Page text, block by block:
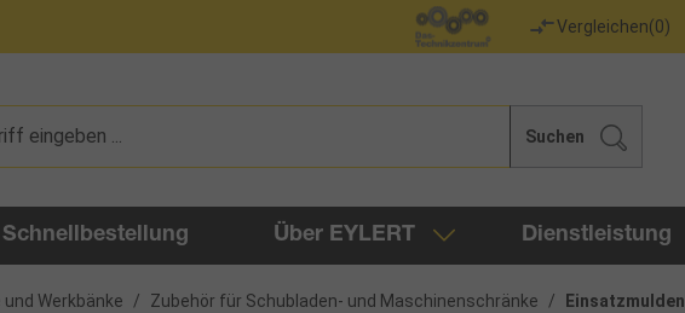
Vergleichen(0)
Suchen
Schnellbestellung Über EYLERT Dienstleistung
Werkbänke / Zubehör für Schubladen- und Maschinenschränke / Einsatzmulden